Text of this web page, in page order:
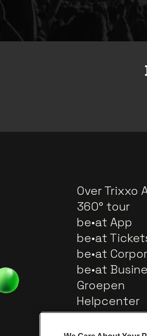
Over Trixxo
360° tour
be•at App
be•at
be•at
be•at
Groepen
Helpcenter
Contact